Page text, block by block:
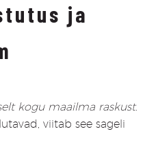
ja
kogu maailma raskust.
viitab see sageli